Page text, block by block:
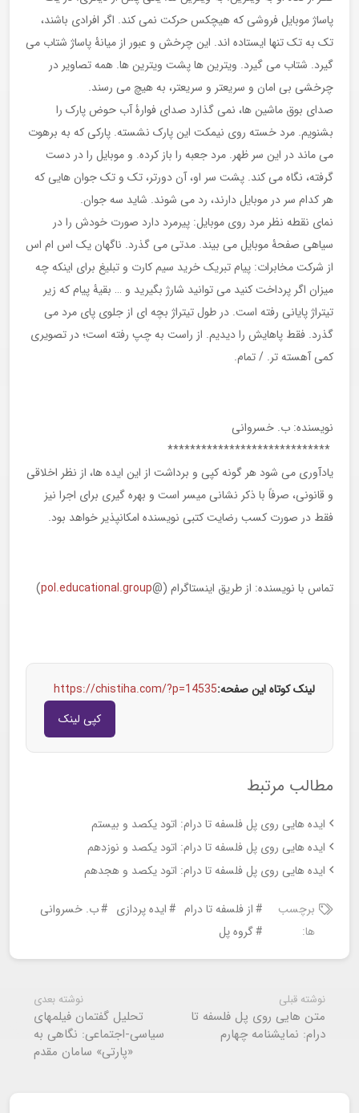
پاساژ موبایل فروشی که هیچکس حرکت نمی کند. اگر افرادی باشند،
تک به تک تنها ایستاده اند. این چرخش و عبور از میانۀ پاساژ شتاب می
گیرد. شتاب می گیرد. ویترین ها پشت ویترین ها. همه تصاویر در
چرخشی بی امان و سریعتر و سریعتر، به هیچ می رسند.
صدای بوق ماشین ها، نمی گذارد صدای فوارۀ آب حوض پارک را
بشنویم. مرد خسته روی نیمکت این پارک نشسته. پارکی که به برهوت
می ماند در این سر ظهر. مرد جعبه را باز کرده. و موبایل را در دست
گرفته، نگاه می کند. پشت سر او، آن دورتر، تک و تک جوان هایی که
هر کدام سر در موبایل دارند، رد می شوند. شاید سه جوان.
نمای نقطه نظر مرد روی موبایل: پیرمرد دارد صورت خودش را در
سیاهی صفحۀ موبایل می بیند. مدتی می گذرد. ناگهان یک اس ام اس
از شرکت مخابرات: پیام تبریک خرید سیم کارت و تبلیغ برای اینکه چه
میزان اگر پرداخت کنید می توانید شارژ بگیرید و … بقیۀ پیام که زیر
تیتراژ پایانی رفته است. در طول تیتراژ بچه ای از جلوی پای مرد می
گذرد. فقط پاهایش را دیدیم. از راست به چپ رفته است؛ در تصویری
کمی آهسته تر. / تمام.
نویسنده: ب. خسروانی
*****************************
یادآوری می شود هر گونه کپی و برداشت از این ایده ها، از نظر اخلاقی
و قانونی، صرفاً با ذکر نشانی میسر است و بهره گیری برای اجرا نیز
فقط در صورت کسب رضایت کتبی نویسنده امکانپذیر خواهد بود.
تماس با نویسنده: از طریق اینستاگرام (@pol.educational.group
)
لینک کوتاه این صفحه:https://chistiha.com/?p=14535
کپی لینک
مطالب مرتبط
ایده هایی روی پل فلسفه تا درام: اتود یکصد و بیستم
ایده هایی روی پل فلسفه تا درام: اتود یکصد و نوزدهم
ایده هایی روی پل فلسفه تا درام: اتود یکصد و هجدهم
برچسب
ها:
از فلسفه تا درام ایده پردازی
ب. خسروانی
گروه پل
نوشته قبلی
متن هایی روی پل فلسفه تا
درام: نمایشنامه چهارم
نوشته بعدی
تحلیل گفتمان فیلمهای
سیاسی-اجتماعی: نگاهی به
«پارتی» سامان مقدم